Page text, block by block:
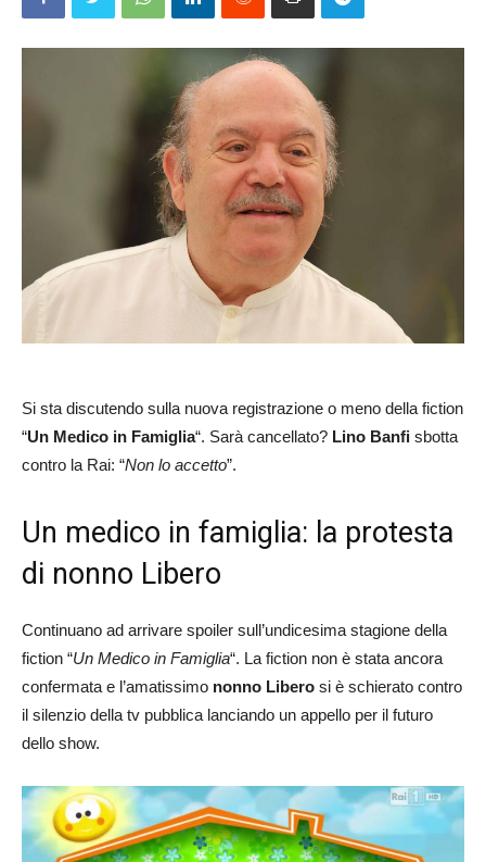
Si sta discutendo sulla nuova registrazione o meno della fiction
“Un Medico in Famiglia“. Sarà cancellato? Lino Banfi sbotta
contro la Rai: “Non lo accetto”.
Un medico in famiglia: la protesta
di nonno Libero
Continuano ad arrivare spoiler sull’undicesima stagione della
fiction “Un Medico in Famiglia“. La fiction non è stata ancora
confermata e l’amatissimo nonno Libero si è schierato contro
il silenzio della tv pubblica lanciando un appello per il futuro
dello show.